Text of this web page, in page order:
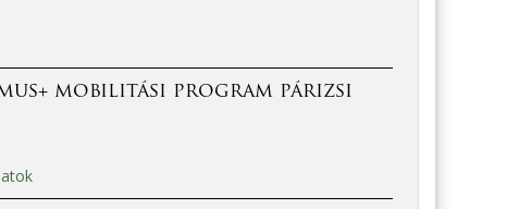
mobilitási program párizsi